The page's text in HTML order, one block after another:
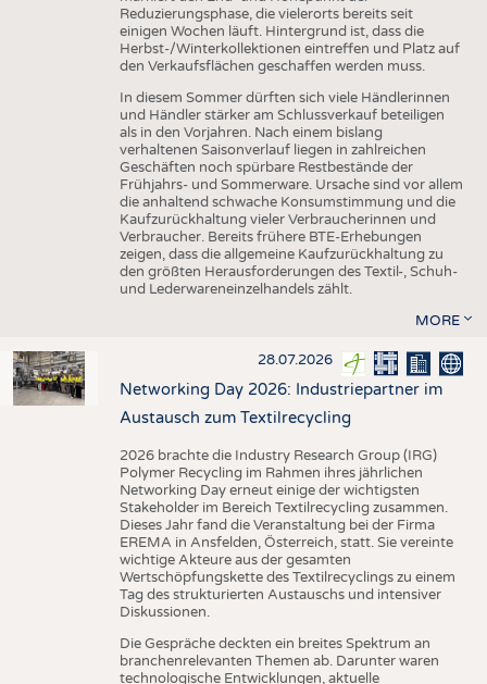
Reduzierungsphase, die vielerorts bereits seit
einigen Wochen läuft. Hintergrund ist, dass die
Herbst-/Winterkollektionen eintreffen und Platz auf
den Verkaufsflächen geschaffen werden muss.
In diesem Sommer dürften sich viele Händlerinnen
und Händler stärker am Schlussverkauf beteiligen
als in den Vorjahren. Nach einem bislang
verhaltenen Saisonverlauf liegen in zahlreichen
Geschäften noch spürbare Restbestände der
Frühjahrs- und Sommerware. Ursache sind vor allem
die anhaltend schwache Konsumstimmung und die
Kaufzurückhaltung vieler Verbraucherinnen und
Verbraucher. Bereits frühere BTE-Erhebungen
zeigen, dass die allgemeine Kaufzurückhaltung zu
den größten Herausforderungen des Textil-, Schuh-
und Lederwareneinzelhandels zählt.
MORE
28.07.2026
Networking Day 2026: Industriepartner im
Austausch zum Textilrecycling
2026 brachte die Industry Research Group (IRG)
Polymer Recycling im Rahmen ihres jährlichen
Networking Day erneut einige der wichtigsten
Stakeholder im Bereich Textilrecycling zusammen.
Dieses Jahr fand die Veranstaltung bei der Firma
EREMA in Ansfelden, Österreich, statt. Sie vereinte
wichtige Akteure aus der gesamten
Wertschöpfungskette des Textilrecyclings zu einem
Tag des strukturierten Austauschs und intensiver
Diskussionen.
Die Gespräche deckten ein breites Spektrum an
branchenrelevanten Themen ab. Darunter waren
technologische Entwicklungen, aktuelle